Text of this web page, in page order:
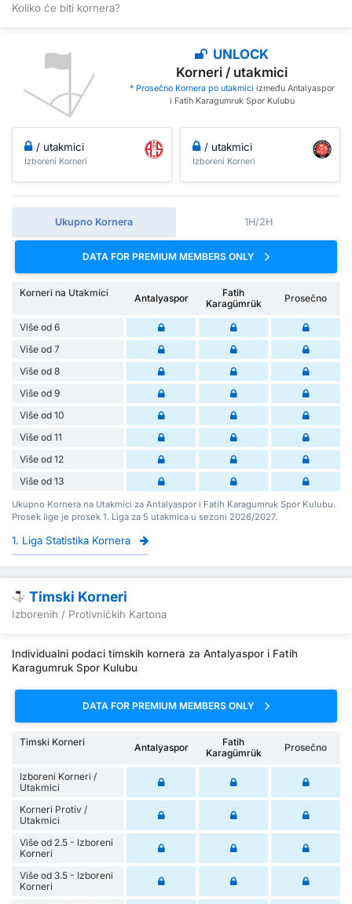
Koliko će biti kornera?
UNLOCK
Korneri / utakmici
* Prosečno Kornera po utakmici između Antalyaspor
i Fatih Karagumruk Spor Kulubu
/ utakmici
Izboreni Korneri
/ utakmici
Izboreni Korneri
Ukupno Kornera 1H/2H
DATA FOR PREMIUM MEMBERS ONLY
Korneri na Utakmici Antalyaspor
Fatih
Karagümrük
Prosečno
Više od 6
Više od 7
Više od 8
Više od 9
Više od 10
Više od 11
Više od 12
Više od 13
Ukupno Kornera na Utakmici za Antalyaspor i Fatih Karagumruk Spor Kulubu.
Prosek lige je prosek 1. Liga za 5 utakmica u sezoni 2026/2027.
1. Liga Statistika Kornera
Timski Korneri
Izborenih / Protivničkih Kartona
Individualni podaci timskih kornera za Antalyaspor i Fatih
Karagumruk Spor Kulubu
DATA FOR PREMIUM MEMBERS ONLY
Timski Korneri Antalyaspor
Fatih
Karagümrük
Prosečno
Izboreni Korneri /
Utakmici
Korneri Protiv /
Utakmici
Više od 2.5 - Izboreni
Korneri
Više od 3.5 - Izboreni
Korneri